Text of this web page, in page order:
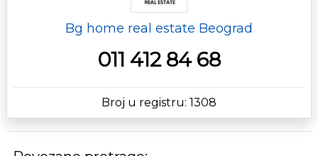
Bg home real estate Beograd
011 412 84 68
Broj u registru: 1308